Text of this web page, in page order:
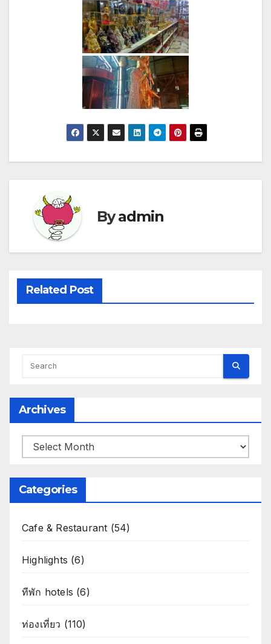
Byadmin
Related Post
Archives
Archives
Categories
Cafe & Restaurant (54)
Highlights (6)
ทีพัก hotels (6)
ท่องเที่ยว (110)